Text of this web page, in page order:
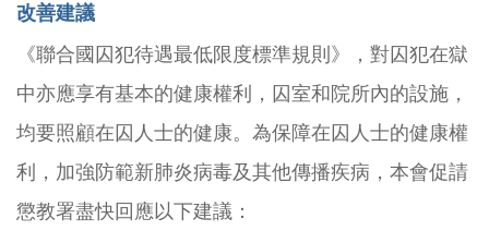
改善建議
《聯合國囚犯待遇最低限度標準規則》，對囚犯在獄
中亦應享有基本的健康權利，囚室和院所內的設施，
均要照顧在囚人士的健康。為保障在囚人士的健康權
利，加強防範新肺炎病毒及其他傳播疾病，本會促請
懲教署盡快回應以下建議：